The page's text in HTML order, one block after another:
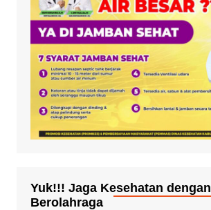
Yuk!!! Jaga Kesehatan dengan
Berolahraga